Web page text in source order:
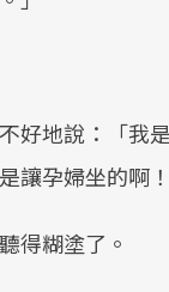
好地說：「我
讓孕婦坐的啊
得糊塗了。